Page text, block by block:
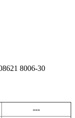
8006-30
---